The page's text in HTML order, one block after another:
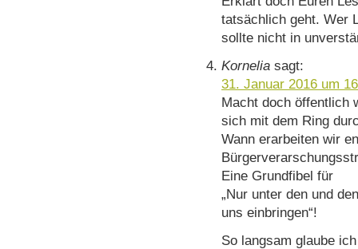
tatsächlich geht. Wer
sollte nicht in
Kornelia sagt:
31. Januar 2016 um
Macht doch öffentlich
sich mit dem Ring
Wann erarbeiten wir
Eine Grundfibel für
„Nur unter den und
uns einbringen“!
So langsam glaube